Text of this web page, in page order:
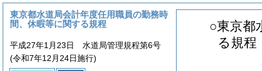
○東京都
る規程
東京都水道局会計年度任用職員の勤務時
間、休暇等に関する規程
平成27年1月23日 水道局管理規程第6号
(令和7年12月24日施行)